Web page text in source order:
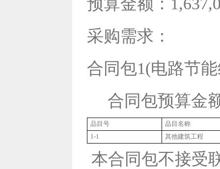
预算金额：
采购需求：
合同包1(电路节
合同包预算金
品目号
品目名称
1-1
其他建筑工程
本合同包不接受